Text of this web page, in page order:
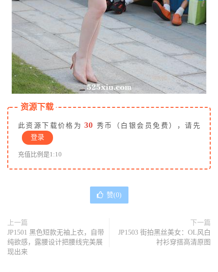
资源下载
此资源下载价格为 30 秀币（白银会员免费），请先
登录
充值比例是1:10
赞(0)
上一篇
JP1501 黑色短款无袖上衣，自带
纯欲感，露腰设计把腰线完美展
现出来
下一篇
JP1503 街拍黑丝美女：OL风白
衬衫穿搭高清原图